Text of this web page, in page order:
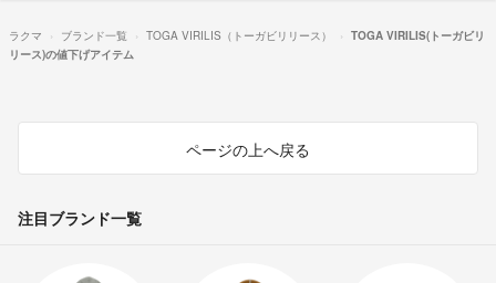
ラクマ ブランド一覧 TOGA VIRILIS（トーガビリリース）
TOGA VIRILIS(トーガビリ
リース)の値下げアイテム
ページの上へ戻る
注目ブランド一覧